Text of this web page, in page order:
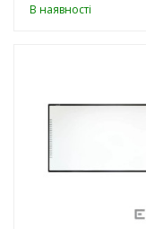
В наявності